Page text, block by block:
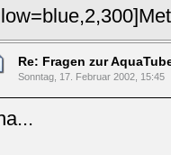
Re: Fragen zur
Sonntag, 17. Februar 2002, 15:45